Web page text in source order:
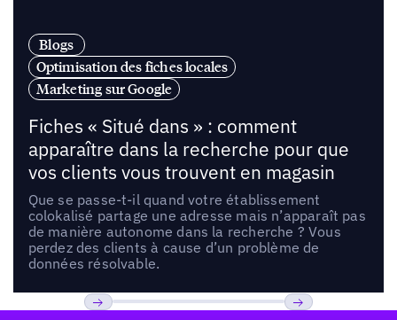
Blogs
Optimisation des fiches locales
Marketing sur Google
Fiches « Situé dans » : comment
apparaître dans la recherche pour que
vos clients vous trouvent en magasin
Que se passe-t-il quand votre établissement
colokalisé partage une adresse mais n’apparaît pas
de manière autonome dans la recherche ? Vous
perdez des clients à cause d’un problème de
données résolvable.